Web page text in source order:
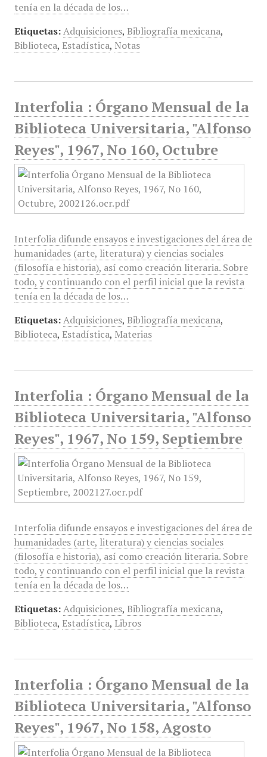
tenía en la década de los…
Etiquetas: Adquisiciones, Bibliografía mexicana,
Biblioteca, Estadística, Notas
Interfolia : Órgano Mensual de la
Biblioteca Universitaria, "Alfonso
Reyes", 1967, No 160, Octubre
Interfolia difunde ensayos e investigaciones del área de
humanidades (arte, literatura) y ciencias sociales
(filosofía e historia), así como creación literaria. Sobre
todo, y continuando con el perfil inicial que la revista
tenía en la década de los…
Etiquetas: Adquisiciones, Bibliografía mexicana,
Biblioteca, Estadística, Materias
Interfolia : Órgano Mensual de la
Biblioteca Universitaria, "Alfonso
Reyes", 1967, No 159, Septiembre
Interfolia difunde ensayos e investigaciones del área de
humanidades (arte, literatura) y ciencias sociales
(filosofía e historia), así como creación literaria. Sobre
todo, y continuando con el perfil inicial que la revista
tenía en la década de los…
Etiquetas: Adquisiciones, Bibliografía mexicana,
Biblioteca, Estadística, Libros
Interfolia : Órgano Mensual de la
Biblioteca Universitaria, "Alfonso
Reyes", 1967, No 158, Agosto